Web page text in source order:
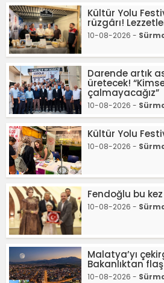
Kültür Yolu
rüzgârı!
10-08-2026 -
Darende artık
üretecek!
çalmayacağız”
10-08-2026 -
Kültür Yolu
10-08-2026 -
Fendoğlu bu
10-08-2026 -
Malatya’yı
Bakanlıktan
10-08-2026 -